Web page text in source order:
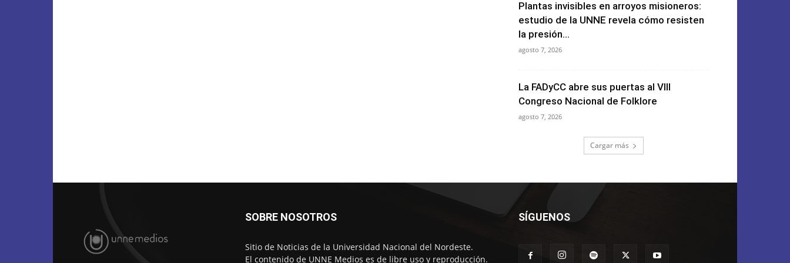
Plantas invisibles en arroyos misioneros:
estudio de la UNNE revela cómo resisten
la presión...
agosto 7, 2026
La FADyCC abre sus puertas al VIII
Congreso Nacional de Folklore
agosto 7, 2026
Cargar más
SOBRE NOSOTROS
Sitio de Noticias de la Universidad Nacional del Nordeste.
El contenido de UNNE Medios es de libre uso y reproducción.
SÍGUENOS